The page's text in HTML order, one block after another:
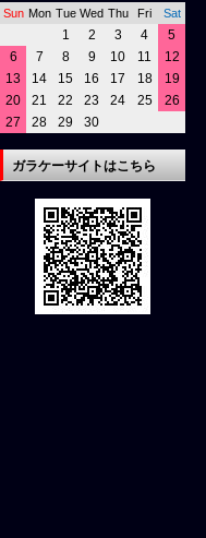
Sun Mon Tue Wed Thu Fri Sat
1 2 3 4
5
6
7 8 9 10 11
12
13
14 15 16 17 18
19
20
21 22 23 24 25
26
27
28 29 30
ガラケーサイトはこちら